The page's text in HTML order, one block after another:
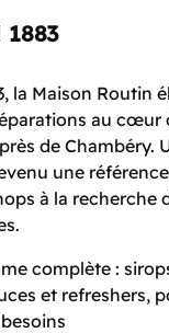
la Maison Routin
au cœur
de Chambéry.
une
à la recherche
complète :
et refreshers,